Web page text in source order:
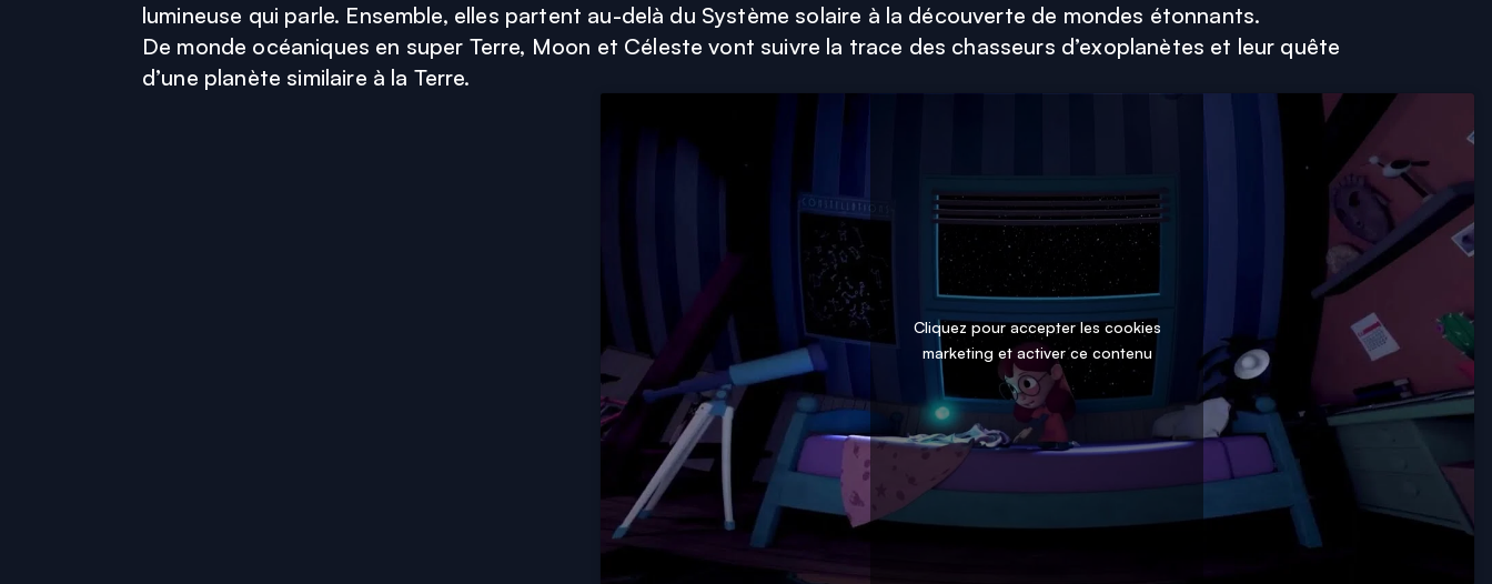
lumineuse qui parle. Ensemble, elles partent au-delà du Système solaire à la découverte de mondes étonnants.
De monde océaniques en super Terre, Moon et Céleste vont suivre la trace des chasseurs d’exoplanètes et leur quête
d’une planète similaire à la Terre.
Cliquez pour accepter les cookies
marketing et activer ce contenu